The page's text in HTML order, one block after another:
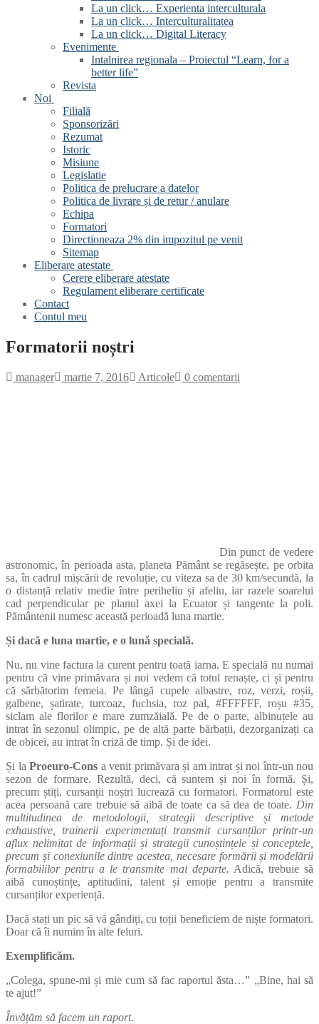
La un click… Experienta interculturala
La un click… Interculturalitatea
La un click… Digital Literacy
Evenimente
Intalnirea regionala – Proiectul “Learn, for a
better life”
Revista
Noi
Filială
Sponsorizări
Rezumat
Istoric
Misiune
Legislatie
Politica de prelucrare a datelor
Politica de livrare și de retur / anulare
Echipa
Formatori
Directioneaza 2% din impozitul pe venit
Sitemap
Eliberare atestate
Cerere eliberare atestate
Regulament eliberare certificate
Contact
Contul meu
Formatorii noștri
manager martie 7, 2016 Articole 0 comentarii
Din punct de vedere
astronomic, în perioada asta, planeta Pământ se regăsește, pe orbita
sa, în cadrul mișcării de revoluție, cu viteza sa de 30 km/secundă, la
o distanță relativ medie între periheliu și afeliu, iar razele soarelui
cad perpendicular pe planul axei la Ecuator și tangente la poli.
Pământenii numesc această perioadă luna martie.
Și dacă e luna martie, e o lună specială.
Nu, nu vine factura la curent pentru toată iarna. E specială nu numai
pentru că vine primăvara și noi vedem că totul renaște, ci și pentru
că sărbătorim femeia. Pe lângă cupele albastre, roz, verzi, roșii,
galbene, șatirate, turcoaz, fuchsia, roz pal, #FFFFFF, roșu #35,
siclam ale florilor e mare zumzăială. Pe de o parte, albinuțele au
intrat în sezonul olimpic, pe de altă parte bărbații, dezorganizați ca
de obicei, au intrat în criză de timp. Și de idei.
Și la Proeuro-Cons a venit primăvara și am intrat și noi într-un nou
sezon de formare. Rezultă, deci, că suntem și noi în formă. Și,
precum știți, cursanții noștri lucrează cu formatori. Formatorul este
acea persoană care trebuie să aibă de toate ca să dea de toate. Din
multitudinea de metodologii, strategii descriptive și metode
exhaustive, trainerii experimentați transmit cursanților printr-un
aflux nelimitat de informații și strategii cunoștințele și conceptele,
precum și conexiunile dintre acestea, necesare formării și modelării
formabililor pentru a le transmite mai departe. Adică, trebuie să
aibă cunoștințe, aptitudini, talent și emoție pentru a transmite
cursanților experiență.
Dacă stați un pic să vă gândiți, cu toții beneficiem de niște formatori.
Doar că îi numim în alte feluri.
Exemplificăm.
„Colega, spune-mi și mie cum să fac raportul ăsta…” „Bine, hai să
te ajut!”
Învățăm să facem un raport.